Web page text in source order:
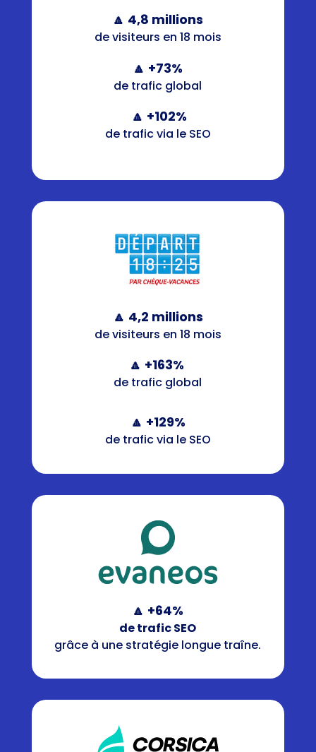
🔼 4,8 millions
de visiteurs en 18 mois
🔼 +73%
de trafic global
🔼 +102%
de trafic via le SEO
🔼 4,2 millions
de visiteurs en 18 mois
🔼 +163%
de trafic global
🔼 +129%
de trafic via le SEO
🔼 +64%
de trafic SEO
grâce à une stratégie longue traîne.